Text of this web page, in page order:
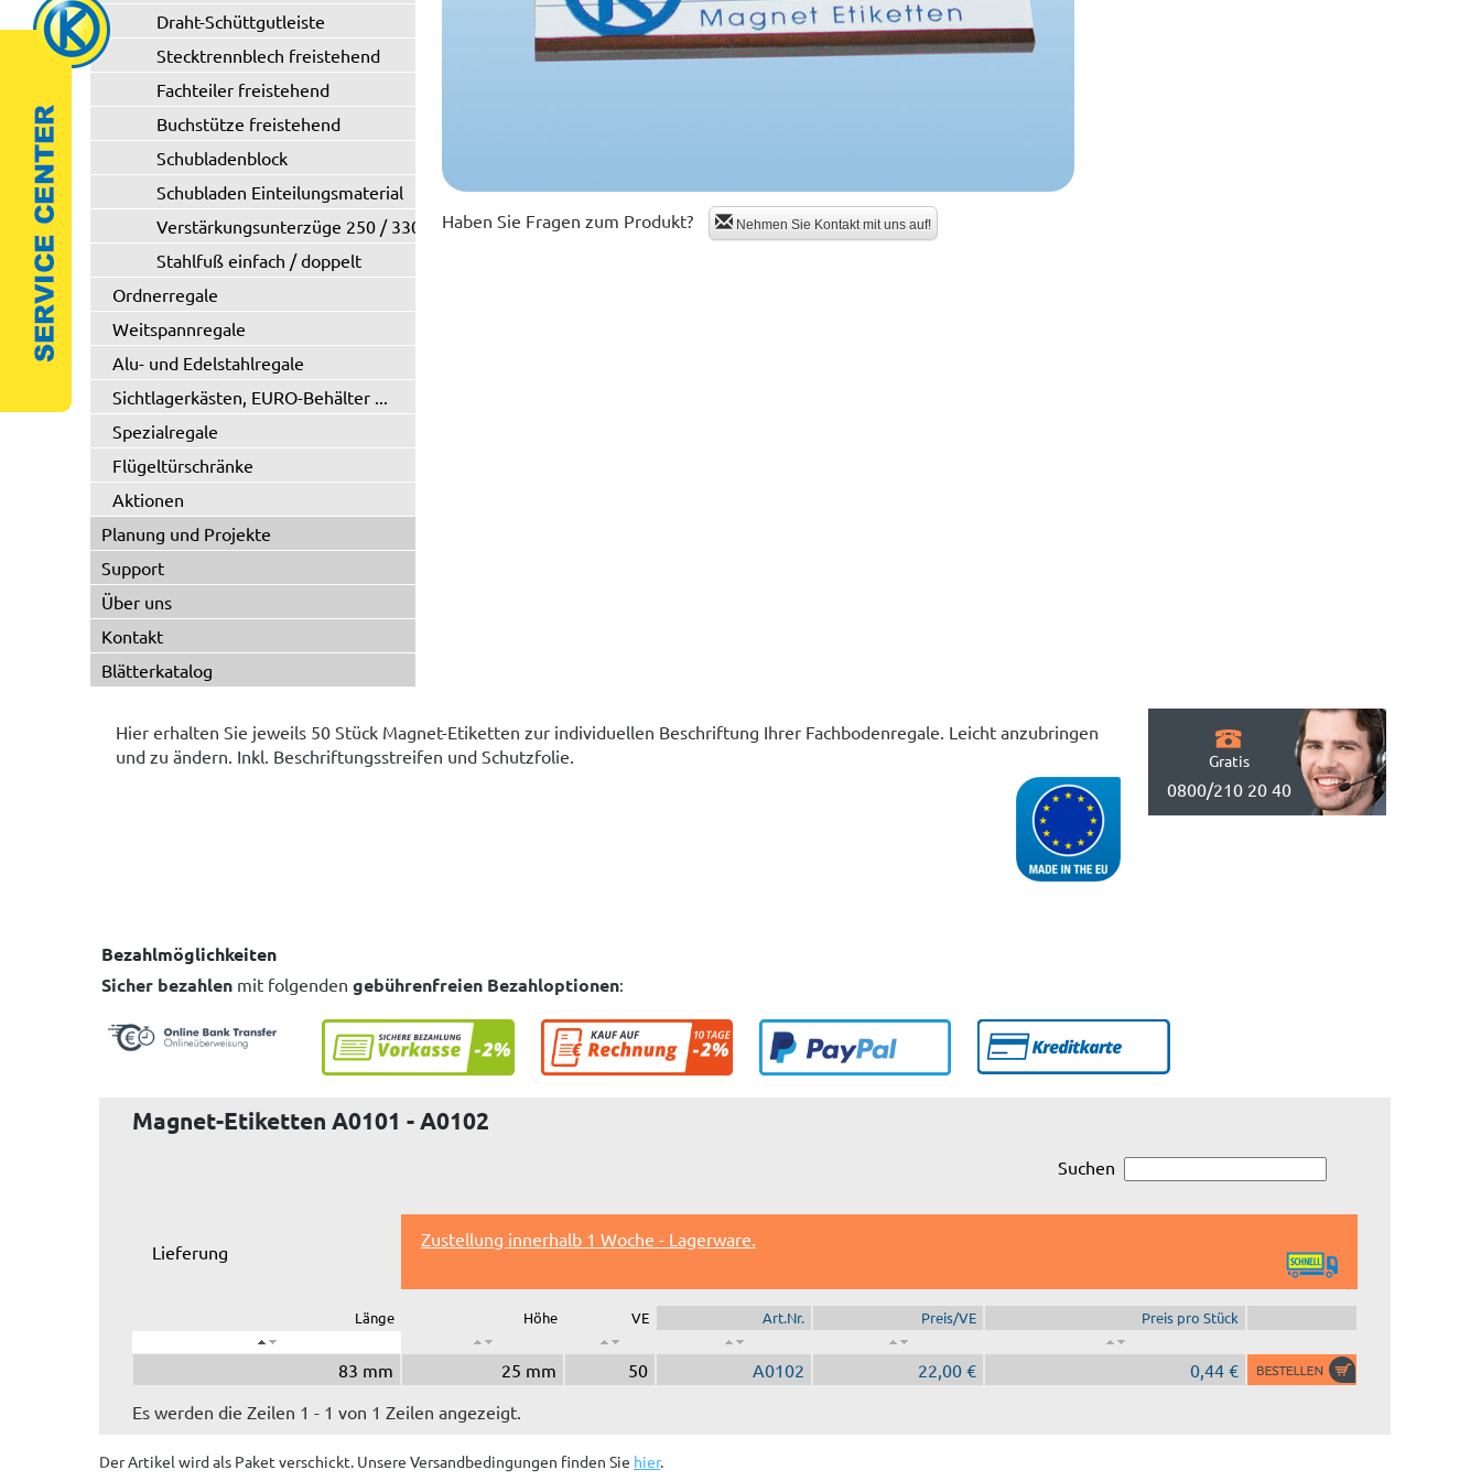
Draht-Schüttgutleiste
Stecktrennblech freistehend
Fachteiler freistehend
Buchstütze freistehend
Schubladenblock
Schubladen Einteilungsmaterial
Verstärkungsunterzüge 250 / 330 kg
Stahlfuß einfach / doppelt
Ordnerregale
Weitspannregale
Alu- und Edelstahlregale
Sichtlagerkästen, EURO-Behälter ...
Spezialregale
Flügeltürschränke
Aktionen
Planung und Projekte
Support
Über uns
Kontakt
Blätterkatalog
Haben Sie Fragen zum Produkt? Nehmen Sie Kontakt mit uns auf!
Hier erhalten Sie jeweils 50 Stück Magnet-Etiketten zur individuellen Beschriftung Ihrer Fachbodenregale. Leicht anzubringen
und zu ändern. Inkl. Beschriftungsstreifen und Schutzfolie.
Gratis
0800/210 20 40
Bezahlmöglichkeiten
Sicher bezahlen mit folgenden gebührenfreien Bezahloptionen:
Magnet-Etiketten A0101 - A0102
Suchen
Lieferung
Zustellung innerhalb 1 Woche - Lagerware.
Länge Höhe VE Art.Nr. Preis/VE Preis pro Stück
83 mm 25 mm 50 A0102 22,00 €
0,44 €
Es werden die Zeilen 1 - 1 von 1 Zeilen angezeigt.
Der Artikel wirdals Paket verschickt. Unsere Versandbedingungen finden Sie hier.